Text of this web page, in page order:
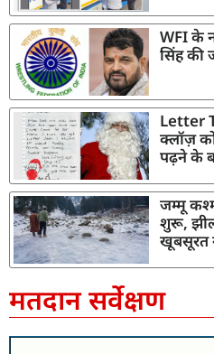
WFI के
सिंह की
Letter
क्लॉज़
पढ़ने के
जम्मू
शुरू,
खूबसूरत
मतदान सर्वेक्षण